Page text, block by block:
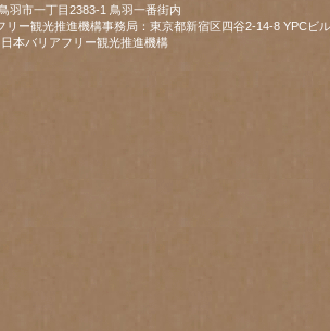
羽市一丁目2383-1 鳥羽一番街内
リー観光推進機構事務局：東京都新宿区四谷2-14-8 YPCビ
本バリアフリー観光推進機構